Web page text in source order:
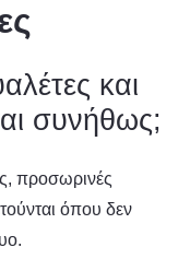
και
συνήθως;
προσωρινές
όπου δεν